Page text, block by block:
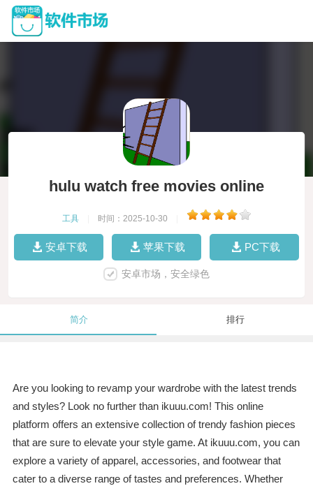
hulu watch free movies online
工具 时间：2025-10-30
安卓下载 苹果下载 PC下载
安卓市场，安全绿色
简介 排行
Are you looking to revamp your wardrobe with the latest trends
and styles? Look no further than ikuuu.com! This online
platform offers an extensive collection of trendy fashion pieces
that are sure to elevate your style game. At ikuuu.com, you can
explore a variety of apparel, accessories, and footwear that
cater to a diverse range of tastes and preferences. Whether